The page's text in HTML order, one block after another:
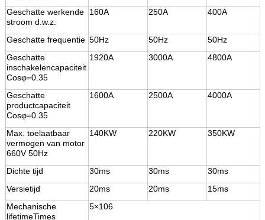
Geschatte werkende
stroom d.w.z.
160A 250A 400A
Geschatte frequentie 50Hz 50Hz
50Hz
Geschatte
inschakelencapaciteit
Cosφ=0.35
1920A 3000A 4800A
Geschatte
productcapaciteit
Cosφ=0.35
1600A 2500A 4000A
Max. toelaatbaar
vermogen van motor
660V 50Hz
140KW 220KW 350KW
Dichte tijd 30ms 30ms
30ms
Versietijd
20ms 20ms
15ms
Mechanische
lifetimeTimes
5×106